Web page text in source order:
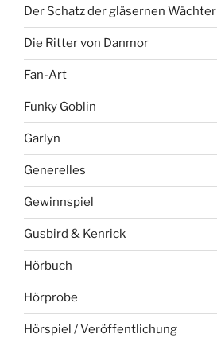
Der Schatz der gläsernen Wächter
Die Ritter von Danmor
Fan-Art
Funky Goblin
Garlyn
Generelles
Gewinnspiel
Gusbird & Kenrick
Hörbuch
Hörprobe
Hörspiel / Veröffentlichung